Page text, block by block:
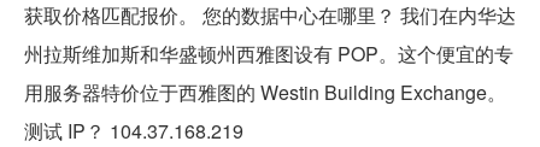
获取价格匹配报价。 您的数据中心在哪里？ 我们在内华达
州拉斯维加斯和华盛顿州西雅图设有 POP。这个便宜的专
用服务器特价位于西雅图的 Westin Building Exchange。
测试 IP？ 104.37.168.219